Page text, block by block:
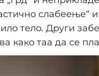
слабеење“
тело. Други
како таа да се